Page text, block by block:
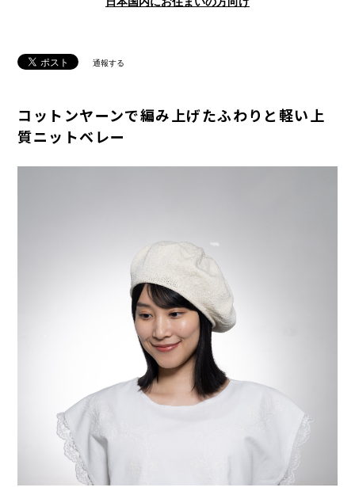
日本国内にお住まいの方向け
通報する
コットンヤーンで編み上げたふわりと軽い上
質ニットベレー